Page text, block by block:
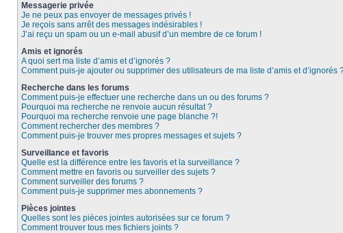
Messagerie privée
Je ne peux pas envoyer de messages privés !
Je reçois sans arrêt des messages indésirables !
J’ai reçu un spam ou un e-mail abusif d’un membre de ce forum !
Amis et ignorés
A quoi sert ma liste d’amis et d’ignorés ?
Comment puis-je ajouter ou supprimer des utilisateurs de ma liste d’amis et d’ignorés
Recherche dans les forums
Comment puis-je effectuer une recherche dans un ou des forums ?
Pourquoi ma recherche ne renvoie aucun résultat ?
Pourquoi ma recherche renvoie une page blanche ?!
Comment rechercher des membres ?
Comment puis-je trouver mes propres messages et sujets ?
Surveillance et favoris
Quelle est la différence entre les favoris et la surveillance ?
Comment mettre en favoris ou surveiller des sujets ?
Comment surveiller des forums ?
Comment puis-je supprimer mes abonnements ?
Pièces jointes
Quelles sont les pièces jointes autorisées sur ce forum ?
Comment trouver tous mes fichiers joints ?